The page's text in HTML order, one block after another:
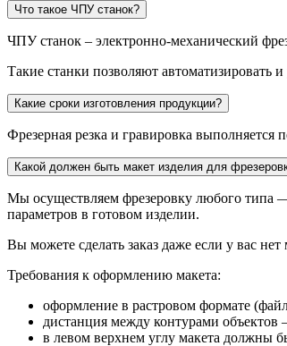
Что такое ЧПУ станок?
ЧПУ станок – электронно-механический
Такие станки позволяют автоматизировать
Какие сроки изготовления продукции?
Фрезерная резка и гравировка выполняется
Какой должен быть макет изделия для
Мы осуществляем фрезеровку любого типа
параметров в готовом изделии.
Вы можете сделать заказ даже если у вас
Требования к оформлению макета:
оформление в растровом формате
дистанция между контурами
в левом верхнем углу макета должны